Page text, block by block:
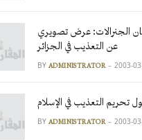
الجنرالات: عرض تصويري
عن التعذيب في الجزائر
BY ADMINISTRATOR 2003-
تحريم التعذيب في الإسلام
BY ADMINISTRATOR 2003-